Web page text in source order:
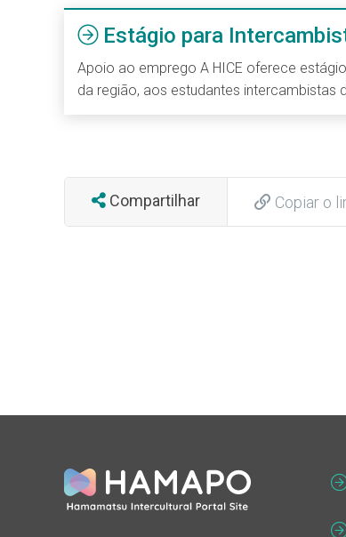
Estágio para
Apoio ao emprego A HICE oferece
da região, aos estudantes intercambistas
Compartilhar Copiar o